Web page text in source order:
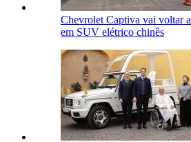
Chevrolet Captiva vai voltar
em SUV elétrico chinês